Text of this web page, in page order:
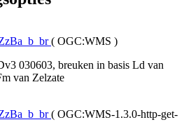
( OGC:WMS )
030603, breuken in basis Ld van
van Zelzate
( OGC:WMS-1.3.0-http-get-